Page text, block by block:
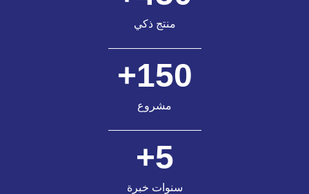
منتج ذكي
مشروع
150
+
سنوات خبرة
5
+